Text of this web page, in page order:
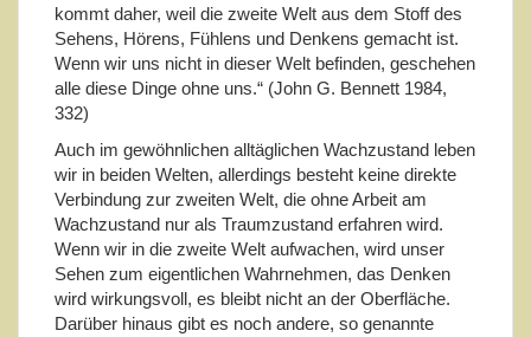
kommt daher, weil die zweite Welt aus dem Stoff des
Sehens, Hörens, Fühlens und Denkens gemacht ist.
Wenn wir uns nicht in dieser Welt befinden, geschehen
alle diese Dinge ohne uns.“ (John G. Bennett 1984,
332)
Auch im gewöhnlichen alltäglichen Wachzustand leben
wir in beiden Welten, allerdings besteht keine direkte
Verbindung zur zweiten Welt, die ohne Arbeit am
Wachzustand nur als Traumzustand erfahren wird.
Wenn wir in die zweite Welt aufwachen, wird unser
Sehen zum eigentlichen Wahrnehmen, das Denken
wird wirkungsvoll, es bleibt nicht an der Oberfläche.
Darüber hinaus gibt es noch andere, so genannte